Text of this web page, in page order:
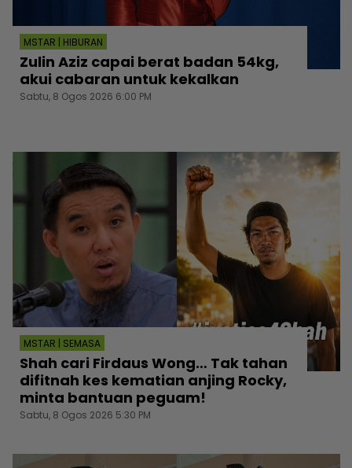
MSTAR | HIBURAN
Zulin Aziz capai berat badan 54kg,
akui cabaran untuk kekalkan
Sabtu, 8 Ogos 2026 6:00 PM
MSTAR | SEMASA
Shah cari Firdaus Wong… Tak tahan
difitnah kes kematian anjing Rocky,
minta bantuan peguam!
Sabtu, 8 Ogos 2026 5:30 PM